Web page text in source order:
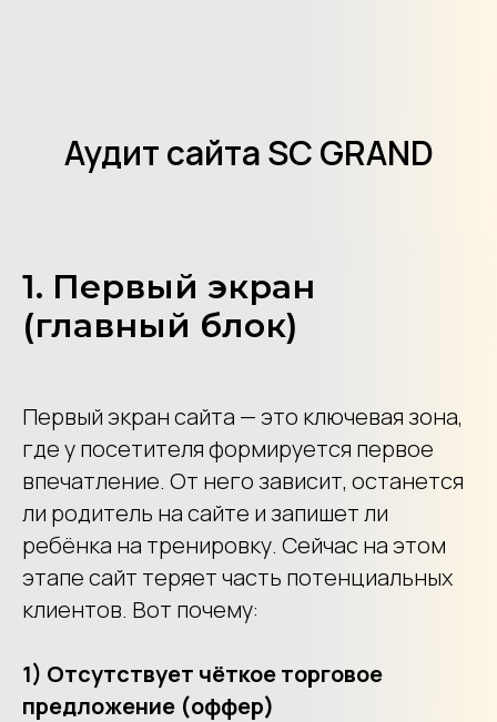
Аудит сайта SC GRAND
1. Первый экран
(главный блок)
Первый экран сайта — это ключевая зона,
где у посетителя формируется первое
впечатление. От него зависит, останется
ли родитель на сайте и запишет ли
ребёнка на тренировку. Сейчас на этом
этапе сайт теряет часть потенциальных
клиентов. Вот почему:
1) Отсутствует чёткое торговое
предложение (оффер)